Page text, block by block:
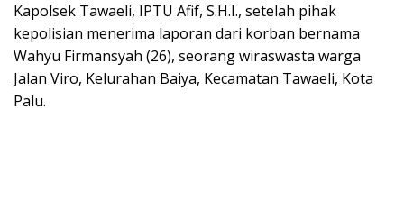
Kapolsek Tawaeli, IPTU Afif, S.H.I., setelah pihak
kepolisian menerima laporan dari korban bernama
Wahyu Firmansyah (26), seorang wiraswasta warga
Jalan Viro, Kelurahan Baiya, Kecamatan Tawaeli, Kota
Palu.